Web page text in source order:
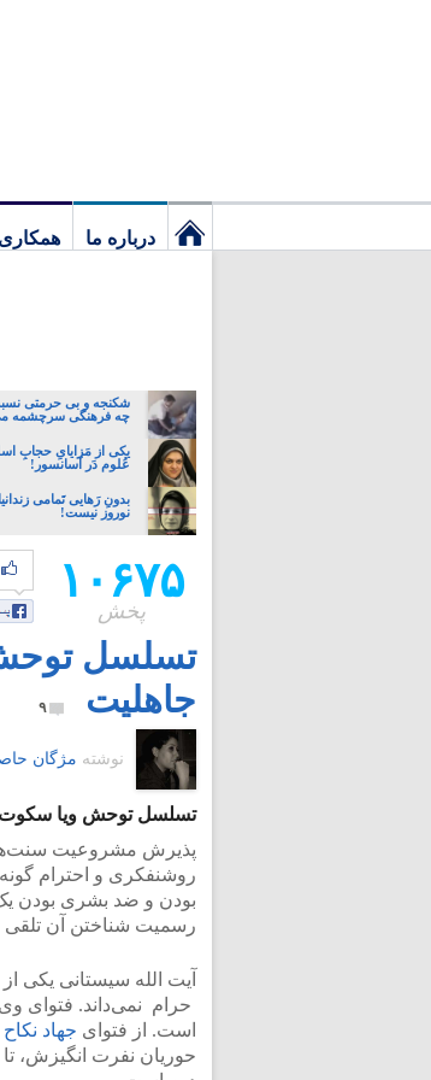
درباره ما همکاری
شکنجه و بی حرمتی نسبت
چه فرهنگی سرچشمه می
یکی از مَزایایِ حجابِ
عُلوم دَر آسانسور!
بدونِ رَهایی تَمامی
نوروز نیست!
۱۰۶۷۵
پخش
تسلسل
جاهلیت
۹
نوشته مژگان
تسلسل توحش ویا سکوت
پذیرش مشروعیت سنت‌ها
روشنفکری و احترام
بودن و ضد بشری بودن
رسمیت شناختن آن تلقی‌
آیت الله سیستانی یکی
حرام نمی‌داند. فتوای
است. از فتوای جهاد نکاح
حوریان نفرت انگیزش،